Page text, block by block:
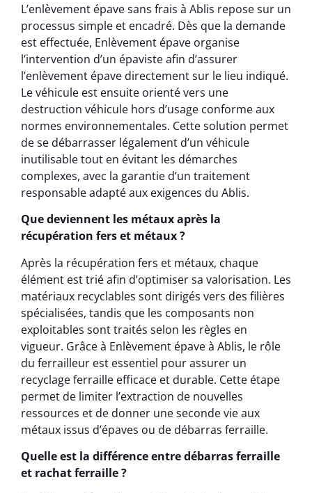
L’enlèvement épave sans frais à Ablis repose sur un
processus simple et encadré. Dès que la demande
est effectuée, Enlèvement épave organise
l’intervention d’un épaviste afin d’assurer
l’enlèvement épave directement sur le lieu indiqué.
Le véhicule est ensuite orienté vers une
destruction véhicule hors d’usage conforme aux
normes environnementales. Cette solution permet
de se débarrasser légalement d’un véhicule
inutilisable tout en évitant les démarches
complexes, avec la garantie d’un traitement
responsable adapté aux exigences du Ablis.
Que deviennent les métaux après la
récupération fers et métaux ?
Après la récupération fers et métaux, chaque
élément est trié afin d’optimiser sa valorisation. Les
matériaux recyclables sont dirigés vers des filières
spécialisées, tandis que les composants non
exploitables sont traités selon les règles en
vigueur. Grâce à Enlèvement épave à Ablis, le rôle
du ferrailleur est essentiel pour assurer un
recyclage ferraille efficace et durable. Cette étape
permet de limiter l’extraction de nouvelles
ressources et de donner une seconde vie aux
métaux issus d’épaves ou de débarras ferraille.
Quelle est la différence entre débarras ferraille
et rachat ferraille ?